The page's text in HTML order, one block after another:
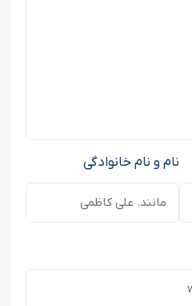
نام و نام خانوادگی